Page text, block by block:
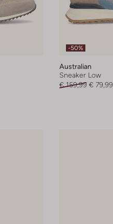
-50%
Australian
Sneaker Low
€ 159,99 € 79,99